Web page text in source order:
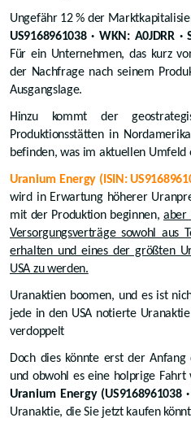
Ungefähr 12 % der
US9168961038 · WKN: A0JDRR ·
Für ein Unternehmen, das kurz
der Nachfrage nach seinem
Ausgangslage.
Hinzu kommt der
Produktionsstätten in
befinden, was im aktuellen Umfeld
Uranium Energy (ISIN:
wird in Erwartung höherer
mit der Produktion beginnen,aber
Versorgungsverträge sowohl aus
erhalten und eines der größten
USA zu werden.
Uranaktien boomen, und es ist
jede in den USA notierte
verdoppelt
Doch dies könnte erst der
und obwohl es eine holprige
Uranium Energy (US9168961038
Uranaktie, die Sie jetzt kaufen